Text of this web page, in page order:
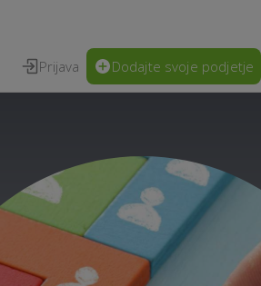
Prijava Dodajte svoje podjetje